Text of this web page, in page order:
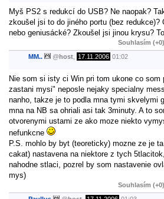
Myš PS2 s redukcí do USB? Ne naopak?
zkoušel jsi to do jiného portu (bez redukce)?
nebo geniusácké? Zkoušel jsi jinou krysu?
Souhlasím (+0)
MM.. @host 17.11.2006 01:02
Nie som si isty ci Win pri tom ukone co som
zastani mysi" neposle nejaky specialny
nanho, takze je to podla mna tymi skvelymi
mna na NB sa ohriali asi tak 3minuty. A to
otvorenymi ustami ze ako moze niekto
nefunkcne
P.S. mohlo by byt (teoreticky) mozne ze je
cakat) nastavena na niektore z tych
nahodne stlaci, pozrel by som nastavenie
mys)
Souhlasím (+0)